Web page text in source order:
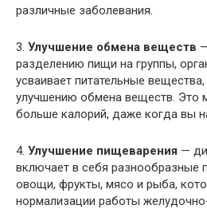
различные заболевания.
3. Улучшение обмена веществ
разделению пищи на группы,
усваивает питательные
улучшению обмена веществ. Это
больше калорий, даже когда вы
4. Улучшение пищеварения —
включает в себя разнообразные
овощи, фрукты, мясо и рыба,
нормализации работы